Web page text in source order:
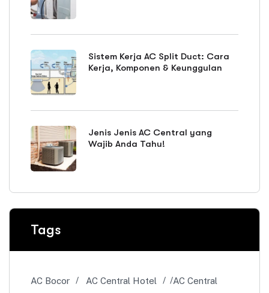
Sistem Kerja AC Split Duct: Cara
Kerja, Komponen & Keunggulan
Jenis Jenis AC Central yang
Wajib Anda Tahu!
Tags
AC Bocor AC Central Hotel
AC Central